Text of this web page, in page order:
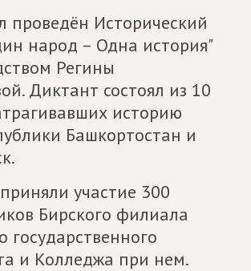
проведён Исторический
народ – Одна история"
Регины
Диктант состоял из 10
историю
Башкортостан и
участие 300
Бирского филиала
государственного
и Колледжа при нем.